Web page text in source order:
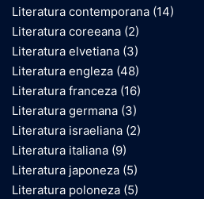
Literatura contemporana (14)
Literatura coreeana (2)
Literatura elvetiana (3)
Literatura engleza (48)
Literatura franceza (16)
Literatura germana (3)
Literatura israeliana (2)
Literatura italiana (9)
Literatura japoneza (5)
Literatura poloneza (5)